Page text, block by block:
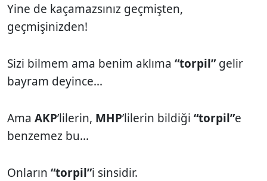
Yine de kaçamazsınız geçmişten,
geçmişinizden!
Sizi bilmem ama benim aklıma “torpil”gelir
bayram deyince...
Ama AKP’lilerin, MHP’lilerin bildiği “torpil”e
benzemez bu...
Onların “torpil”i sinsidir.